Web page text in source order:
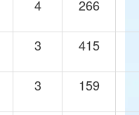
4 266
3 415
3 159